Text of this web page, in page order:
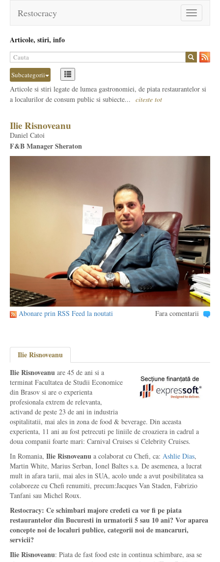
Toggle
navigation
Restocracy
Articole, stiri, info
Subcategorii
Articole si stiri legate de lumea gastronomiei, de piata restaurantelor si
a localurilor de consum public si subiecte... citeste tot
Ilie Risnoveanu
Daniel Catoi
F&B Manager Sheraton
Abonare prin RSS Feed la noutati Fara comentarii
Ilie Risnoveanu
Ilie Risnoveanu are 45 de ani si a
terminat Facultatea de Studii Economice
din Brasov si are o experienta
profesionala extrem de relevanta,
activand de peste 23 de ani in industria
ospitalitatii, mai ales in zona de food & beverage. Din aceasta
experienta, 11 ani au fost petrecuti pe liniile de croaziera in cadrul a
doua companii foarte mari: Carnival Cruises si Celebrity Cruises.
In Romania, Ilie Risnoveanu a colaborat cu Chefi, ca: Ashlie Dias,
Martin White, Marius Serban, Ionel Baltes s.a. De asemenea, a lucrat
mult in afara tarii, mai ales in SUA, acolo unde a avut posibilitatea sa
colaboreze cu Chefi renumiti, precum:Jacques Van Staden, Fabrizio
Tanfani sau Michel Roux.
Restocracy: Ce schimbari majore credeti ca vor fi pe piata
restaurantelor din Bucuresti in urmatorii 5 sau 10 ani? Vor aparea
concepte noi de localuri publice, categorii noi de mancaruri,
servicii?
Ilie Risnoveanu: Piata de fast food este in continua schimbare, asa se